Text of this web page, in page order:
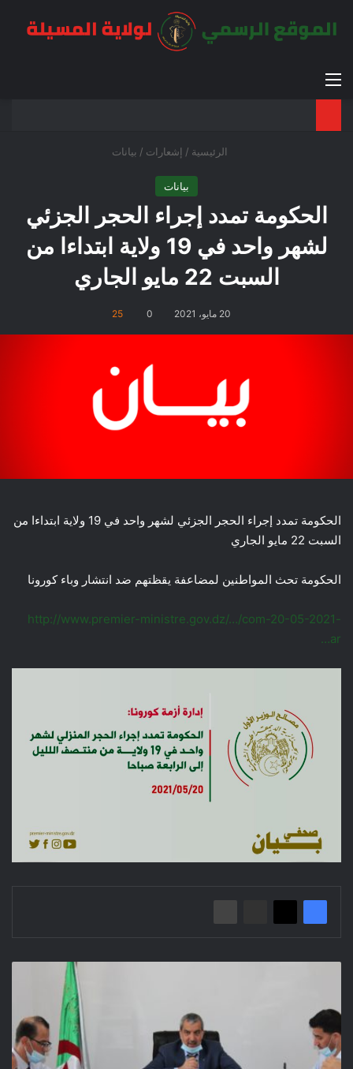
القائمة
الرئيسية / إشعارات / بيانات
بيانات
الحكومة تمدد إجراء الحجر الجزئي
لشهر واحد في 19 ولاية ابتداءا من
السبت 22 مايو الجاري
20 مايو، 2021 0
25
الحكومة تمدد إجراء الحجر الجزئي لشهر واحد في 19 ولاية ابتداءا من
السبت 22 مايو الجاري
الحكومة تحث المواطنين لمضاعفة يقظتهم ضد انتشار وباء كورونا
http://www.premier-ministre.gov.dz/…/com-20-05-2021-
ar…
قروض
الدفع
الخاصة